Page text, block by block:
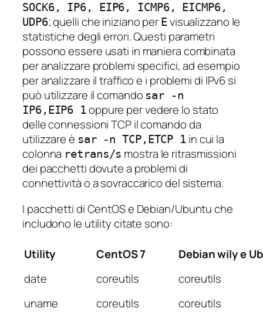
SOCK6, IP6, EIP6, ICMP6, EICMP6,
UDP6; quelli che iniziano per Evisualizzano le
statistiche degli errori. Questi parametri
possono essere usati in maniera combinata
per analizzare problemi specifici, ad esempio
per analizzare il traffico e i problemi di IPv6 si
può utilizzare il comando sar -n
IP6,EIP6 1oppure per vedere lo stato
delle connessioni TCP il comando da
utilizzare è sar -n TCP,ETCP 1 in cui la
colonna retrans/s mostra le ritrasmissioni
dei pacchetti dovute a problemi di
connettività o a sovraccarico del sistema.
I pacchetti di CentOS e Debian/Ubuntu che
includono le utility citate sono:
Utility CentOS 7 Debianwily e
date
coreutils
coreutils
uname
coreutils
coreutils